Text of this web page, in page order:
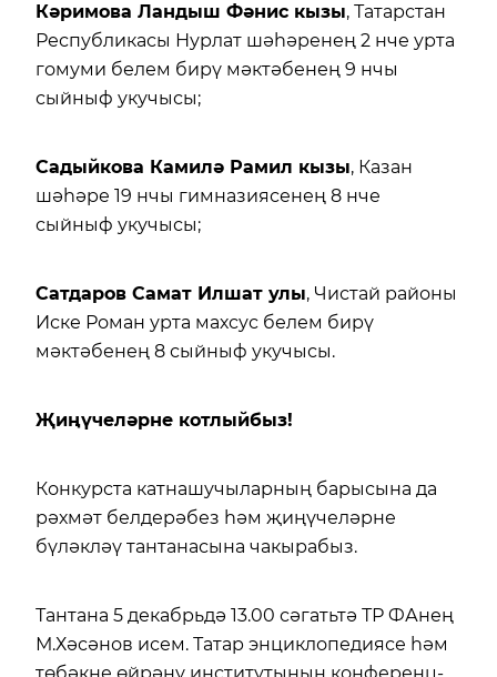
Кәримова Ландыш Фәнис кызы, Татарстан
Республикасы Нурлат шәһәренең 2 нче урта
гомуми белем бирү мәктәбенең 9 нчы
сыйныф укучысы;
Садыйкова Камилә Рамил кызы, Казан
шәһәре 19 нчы гимназиясенең 8 нче
сыйныф укучысы;
Сатдаров Самат Илшат улы, Чистай районы
Иске Роман урта махсус белем бирү
мәктәбенең 8 сыйныф укучысы.
Җиңүчеләрне котлыйбыз!
Конкурста катнашучыларның барысына да
рәхмәт белдерәбез һәм җиңүчеләрне
бүләкләү тантанасына чакырабыз.
Тантана 5 декабрьдә 13.00 сәгатьтә ТР ФАнең
М.Хәсәнов исем. Татар энциклопедиясе һәм